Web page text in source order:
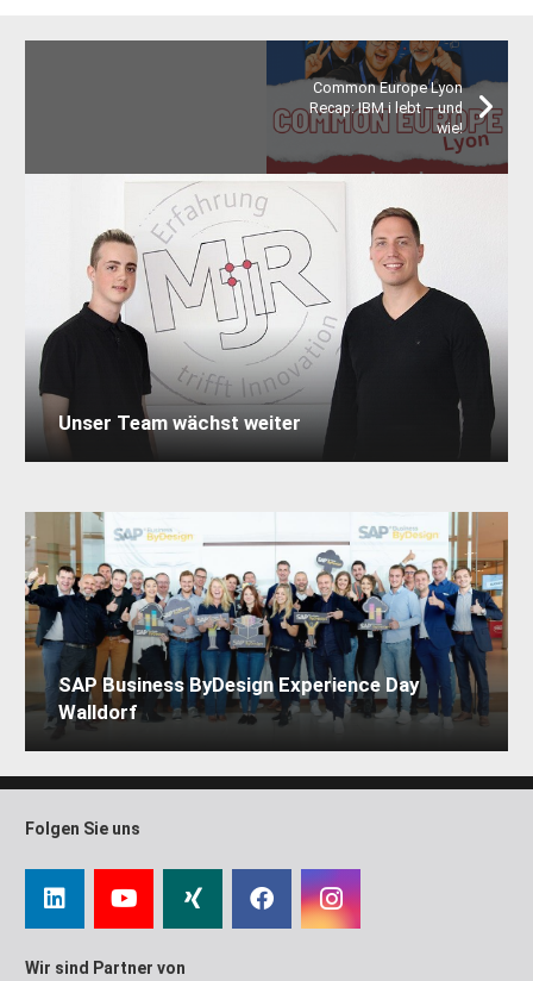
Common Europe Lyon
Recap: IBM i lebt – und
wie!
Unser Team wächst weiter
SAP Business ByDesign Experience Day
Walldorf
Wir sind Partner von
Folgen Sie uns